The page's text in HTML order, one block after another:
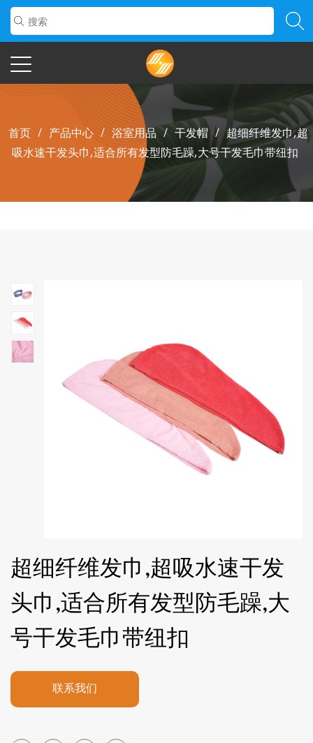
首页 / 产品中心 / 浴室用品 / 干发帽 / 超细纤维发巾,超
吸水速干发头巾,适合所有发型防毛躁,大号干发毛巾带纽扣
超细纤维发巾,超吸水速干发
头巾,适合所有发型防毛躁,大
号干发毛巾带纽扣
联系我们